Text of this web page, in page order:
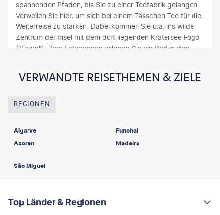
spannenden Pfaden, bis Sie zu einer Teefabrik gelangen.
Verweilen Sie hier, um sich bei einem Tässchen Tee für die
Weiterreise zu stärken. Dabei kommen Sie u.a. ins wilde
Zentrum der Insel mit dem dort liegenden Kratersee Fogo
("Feuer"). Zum Entspannen nehmen Sie ein Bad in den
Portugals kennen. Probieren Sie Schalentiere, frischen
gebackenes Weißbrot. Wanderreisen nach Portugal
Landschaften, wie man sie bei einem eher kleinen Land
kaum vermuten würde. Freuen Sie sich außerdem auf die
Algarve.
VERWANDTE REISETHEMEN & ZIELE
REGIONEN
Algarve
Azoren
Funchal
Madeira
São Miguel
Footer navigation
Top Länder & Regionen